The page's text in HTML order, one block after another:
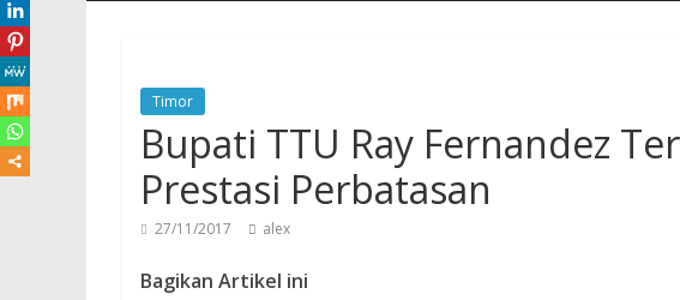
Timor
Bupati TTU Ray Fernandez
Prestasi Perbatasan
27/11/2017 alex
Bagikan Artikel ini